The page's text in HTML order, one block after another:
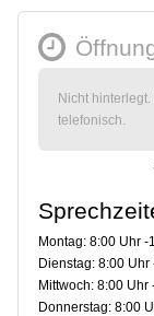
Nicht
telefonisch.
Montag: 8:00 Uhr -
Dienstag: 8:00 Uhr
Mittwoch: 8:00 Uhr
Donnerstag: 8:00